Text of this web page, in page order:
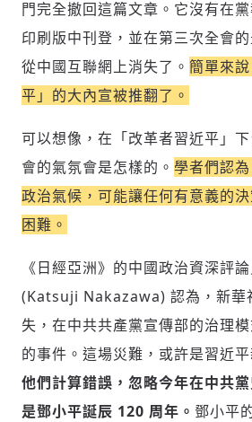
歡迎您加入《旭時報
參與下一波全球科技
(十分鐘內有效)
驗證
可送禮額度：0 |每月 1 號更新
您確定要花費 NT49
門完全撤回這篇文章。它沒有在
印刷版中刊登，並在第三次全會
從中國互聯網上消失了。 簡單來
平」的大內宣被推翻了。
可以想像，在「改革者習近平」
會的氣氛會是怎樣的。 學者們認
政治氣候，可能讓任何有意義的
困難。
《日經亞洲》的中國政治資深評
(Katsuji Nakazawa) 認為，新華
失，在中共共產黨宣傳部的治理
的事件。這場災難，或許是習近
他們計算錯誤，忽略今年在中共
是鄧小平誕辰 120 周年。 鄧小平
留言連結
選擇留言文字給平台的使用
來源）：
留言文字開放授權
留言文字開放引用
成為付費會員，即可擁
✓ 全站深度分析報導文章
✓ 會員專屬 8 折活動報
已經是付費會員？ 登入